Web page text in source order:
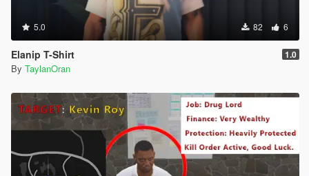
5.0 82 6
Elanip T-Shirt 1.0
By TaylanOran